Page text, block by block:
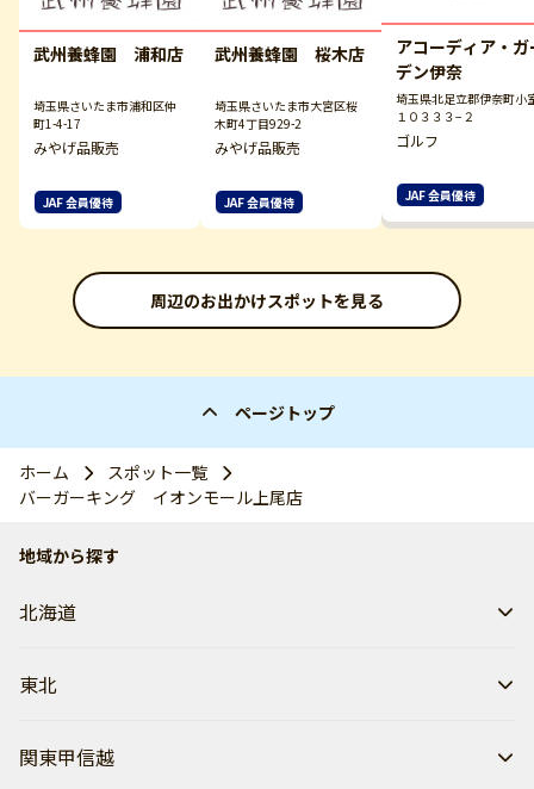
武州養蜂園 浦和店
埼玉県さいたま市浦和区仲
町1-4-17
みやげ品販売
JAF 会員優待
武州養蜂園 桜木店
埼玉県さいたま市大宮区桜
木町4丁目929-2
みやげ品販売
JAF 会員優待
アコーディア・ガ
デン伊奈
埼玉県北足立郡伊奈町小
１０３３３−２
ゴルフ
JAF 会員優待
周辺のお出かけスポットを見る
ページトップ
ホーム
スポット一覧
バーガーキング イオンモール上尾店
地域から探す
北海道
東北
関東甲信越